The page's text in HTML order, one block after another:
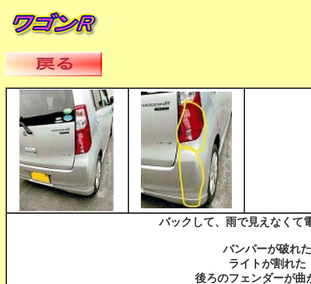
バックして、雨で見えなくて
バンパーが破れた
ライトが割れた
後ろのフェンダーが曲